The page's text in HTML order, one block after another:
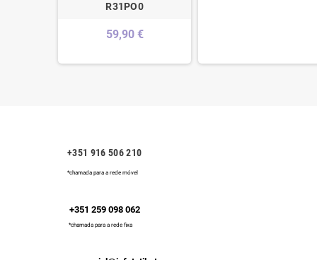
R31PO0
59,90 €
+351 916 506 210
*chamada para a rede móvel
+351 259 098 062
*chamada para a rede fixa